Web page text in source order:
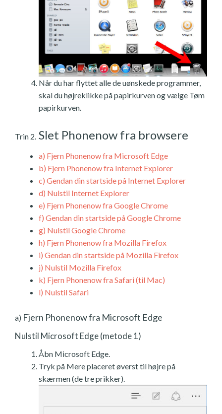
Når du har flyttet alle de uønskede programmer,
skal du højreklikke på papirkurven og vælge Tøm
papirkurven.
Trin 2. Slet Phonenow fra browsere
a) Fjern Phonenow fra Microsoft Edge
b) Fjern Phonenow fra Internet Explorer
c) Gendan din startside på Internet Explorer
d) Nulstil Internet Explorer
e) Fjern Phonenow fra Google Chrome
f) Gendan din startside på Google Chrome
g) Nulstil Google Chrome
h) Fjern Phonenow fra Mozilla Firefox
i) Gendan din startside på Mozilla Firefox
j) Nulstil Mozilla Firefox
k) Fjern Phonenow fra Safari (til Mac)
l) Nulstil Safari
a) Fjern Phonenow fra Microsoft Edge
Nulstil Microsoft Edge (metode 1)
Åbn Microsoft Edge.
Tryk på Mere placeret øverst til højre på
skærmen (de tre prikker).